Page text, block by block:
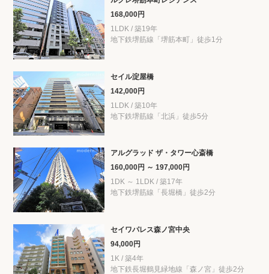
168,000円
1LDK / 築19年
地下鉄堺筋線「堺筋本町」徒歩1分
セイル淀屋橋
142,000円
1LDK / 築10年
地下鉄堺筋線「北浜」徒歩5分
アルグラッド ザ・タワー心斎橋
160,000円 ～ 197,000円
1DK ～ 1LDK / 築17年
地下鉄堺筋線「長堀橋」徒歩2分
セイワパレス森ノ宮中央
94,000円
1K / 築4年
地下鉄長堀鶴見緑地線「森ノ宮」徒歩2分